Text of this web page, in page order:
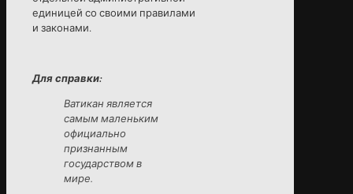
единицей со своими правилами
и законами.
Для справки:
Ватикан является
самым маленьким
официально
признанным
государством в
мире.